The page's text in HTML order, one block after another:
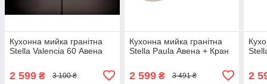
Кухонна мийка гранітна
Stella Valencia 60 Авена
2 599 ₴ 3 100 ₴
Кухонна мийка гранітна
Stella Paula Авена + Кран
2 599₴ 3 491 ₴ 2